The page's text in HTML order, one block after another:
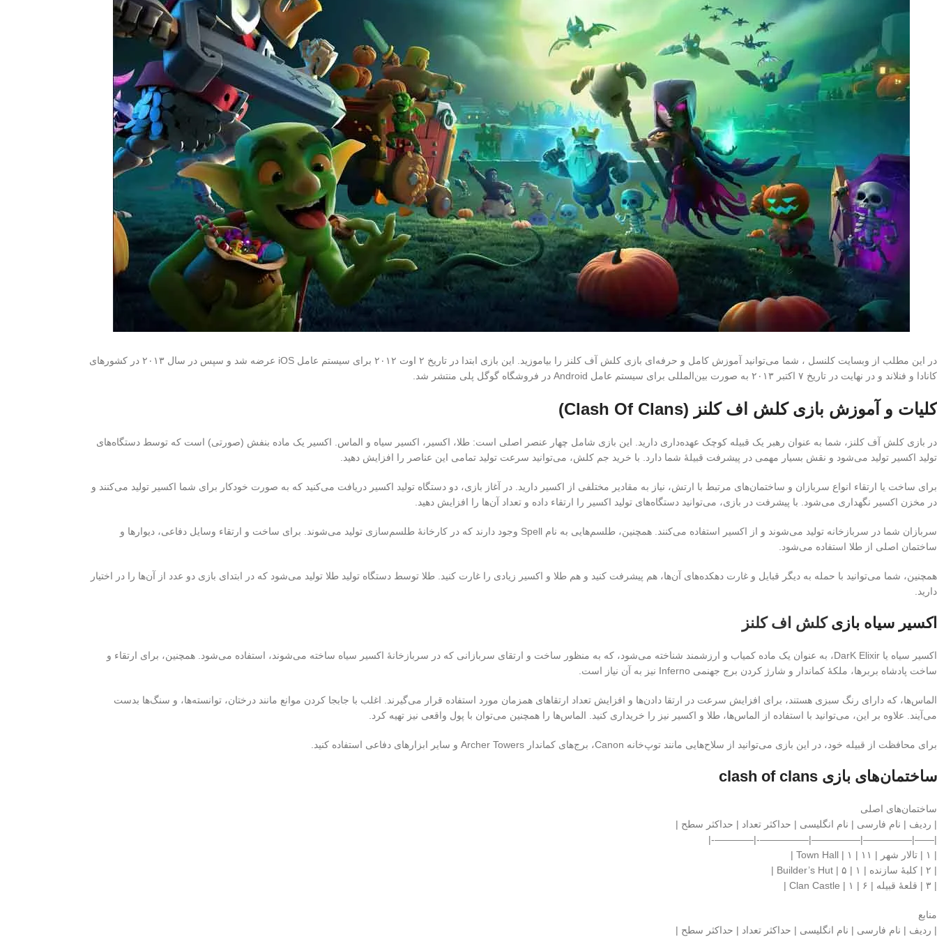
در این مطلب از وبسایت کلنسل ، شما می‌توانید آموزش کامل و حرفه‌ای بازی کلش آف کلنز را بیاموزید. این بازی ابتدا در تاریخ ۲ اوت ۲۰۱۲ برای سیستم عامل iOS عرضه شد و سپس در سال ۲۰۱۳ در کشورهای
کانادا و فنلاند و در نهایت در تاریخ ۷ اکتبر ۲۰۱۳ به صورت بین‌المللی برای سیستم عامل Android در فروشگاه گوگل پلی منتشر شد.
کلیات و آموزش بازی کلش اف کلنز (Clash Of Clans)
در بازی کلش آف کلنز، شما به عنوان رهبر یک قبیله کوچک عهده‌داری دارید. این بازی شامل چهار عنصر اصلی است: طلا، اکسیر، اکسیر سیاه و الماس. اکسیر یک ماده بنفش (صورتی) است که توسط دستگاه‌های
تولید اکسیر تولید می‌شود و نقش بسیار مهمی در پیشرفت قبیلهٔ شما دارد. با خرید جم کلش، می‌توانید سرعت تولید تمامی این عناصر را افزایش دهید.
برای ساخت یا ارتقاء انواع سربازان و ساختمان‌های مرتبط با ارتش، نیاز به مقادیر مختلفی از اکسیر دارید. در آغاز بازی، دو دستگاه تولید اکسیر دریافت می‌کنید که به صورت خودکار برای شما اکسیر تولید می‌کنند و
در مخزن اکسیر نگهداری می‌شود. با پیشرفت در بازی، می‌توانید دستگاه‌های تولید اکسیر را ارتقاء داده و تعداد آن‌ها را افزایش دهید.
سربازان شما در سربازخانه تولید می‌شوند و از اکسیر استفاده می‌کنند. همچنین، طلسم‌هایی به نام Spell وجود دارند که در کارخانهٔ طلسم‌سازی تولید می‌شوند. برای ساخت و ارتقاء وسایل دفاعی، دیوارها و
ساختمان اصلی از طلا استفاده می‌شود.
همچنین، شما می‌توانید با حمله به دیگر قبایل و غارت دهکده‌های آن‌ها، هم پیشرفت کنید و هم طلا و اکسیر زیادی را غارت کنید. طلا توسط دستگاه تولید طلا تولید می‌شود که در ابتدای بازی دو عدد از آن‌ها را در اختیار
دارید.
اکسیر سیاه بازیکلش اف کلنز
اکسیر سیاه یا DarK Elixir، به عنوان یک ماده کمیاب و ارزشمند شناخته می‌شود، که به منظور ساخت و ارتقای سربازانی که در سربازخانهٔ اکسیر سیاه ساخته می‌شوند، استفاده می‌شود. همچنین، برای ارتقاء و
ساخت پادشاه بربرها، ملکهٔ کماندار و شارژ کردن برج جهنمی Inferno نیز به آن نیاز است.
الماس‌ها، که دارای رنگ سبزی هستند، برای افزایش سرعت در ارتقا دادن‌ها و افزایش تعداد ارتقاهای همزمان مورد استفاده قرار می‌گیرند. اغلب با جابجا کردن موانع مانند درختان، توانسته‌ها، و سنگ‌ها بدست
می‌آیند. علاوه بر این، می‌توانید با استفاده از الماس‌ها، طلا و اکسیر نیز را خریداری کنید. الماس‌ها را همچنین می‌توان با پول واقعی نیز تهیه کرد.
برای محافظت از قبیله خود، در این بازی می‌توانید از سلاح‌هایی مانند توپ‌خانه Canon، برج‌های کماندار Archer Towers و سایر ابزارهای دفاعی استفاده کنید.
ساختمان‌های بازی clash of clans
ساختمان‌های اصلی
| ردیف | نام فارسی | نام انگلیسی | حداکثر تعداد | حداکثر سطح |
|——|—————|—————|—————-|————-|
| ۱ | تالار شهر | Town Hall | ۱ | ۱۱ |
| ۲ | کلبهٔ سازنده | Builder’s Hut | ۵ | ۱ |
| ۳ | قلعهٔ قبیله | Clan Castle | ۱ | ۶ |
منابع
| ردیف | نام فارسی | نام انگلیسی | حداکثر تعداد | حداکثر سطح |